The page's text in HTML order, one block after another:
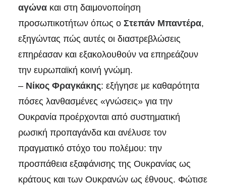
αγώνα και στη δαιμονοποίηση
προσωπικοτήτων όπως ο Στεπάν Μπαντέρα,
εξηγώντας πώς αυτές οι διαστρεβλώσεις
επηρέασαν και εξακολουθούν να επηρεάζουν
την ευρωπαϊκή κοινή γνώμη.
– Νίκος Φραγκάκης: εξήγησε με καθαρότητα
πόσες λανθασμένες «γνώσεις» για την
Ουκρανία προέρχονται από συστηματική
ρωσική προπαγάνδα και ανέλυσε τον
πραγματικό στόχο του πολέμου: την
προσπάθεια εξαφάνισης της Ουκρανίας ως
κράτους και των Ουκρανών ως έθνους. Φώτισε